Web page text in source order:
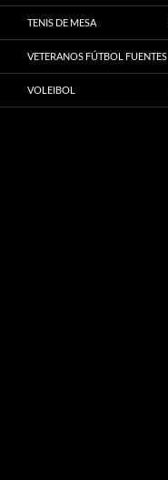
TENIS DE MESA
VETERANOS FÚTBOL FUENTES
VOLEIBOL